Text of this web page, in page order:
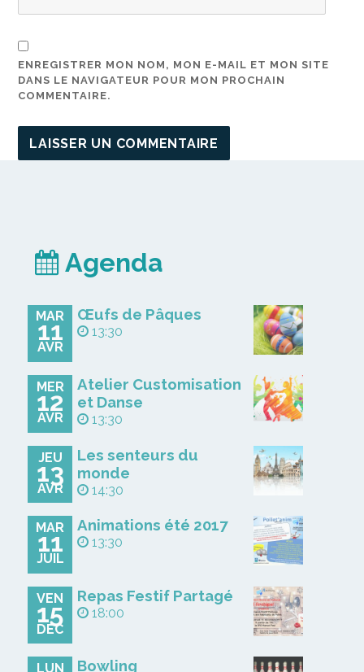
ENREGISTRER MON NOM, MON E-MAIL ET MON SITE
DANS LE NAVIGATEUR POUR MON PROCHAIN
COMMENTAIRE.
Agenda
MAR
11
AVR
Œufs de Pâques
13:30
MER
12
AVR
Atelier Customisation
et Danse
13:30
JEU
13
AVR
Les senteurs du
monde
14:30
MAR
11
JUIL
Animations été 2017
13:30
VEN
15
DÉC
Repas Festif Partagé
18:00
LUN Bowling